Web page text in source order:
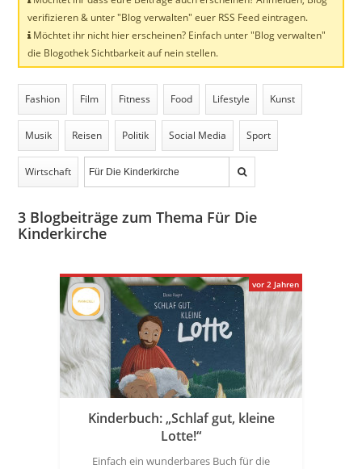
verifizieren & unter "Blog verwalten" euer RSS Feed eintragen.
Möchtet ihr nicht hier erscheinen? Einfach unter "Blog verwalten"
die Blogothek Sichtbarkeit auf nein stellen.
Fashion Film Fitness Food Lifestyle Kunst
Musik Reisen Politik Social Media Sport
Wirtschaft
3 Blogbeiträge zum Thema Für Die
Kinderkirche
Kinderbuch: „Schlaf gut, kleine
Lotte!“
Einfach ein wunderbares Buch für die
vor 2 Jahren